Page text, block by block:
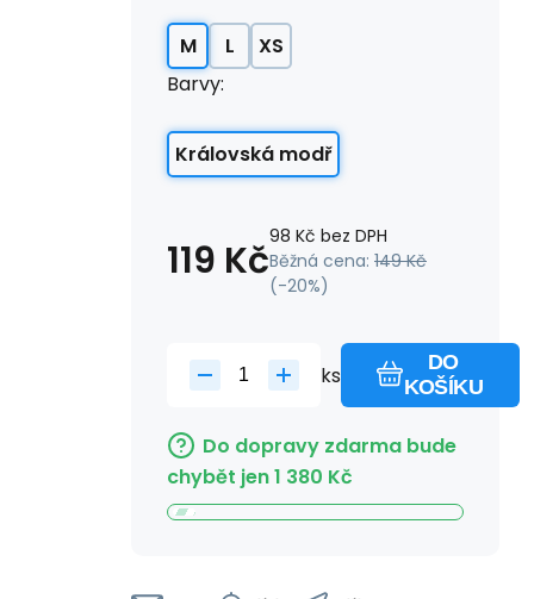
M L
XS
Barvy:
Královská modř
119 Kč98 Kč bez DPH
Běžná cena: 149 Kč
(-20%)
ks
DO
KOŠÍKU
Do dopravy zdarma bude
chybět jen1 380 Kč